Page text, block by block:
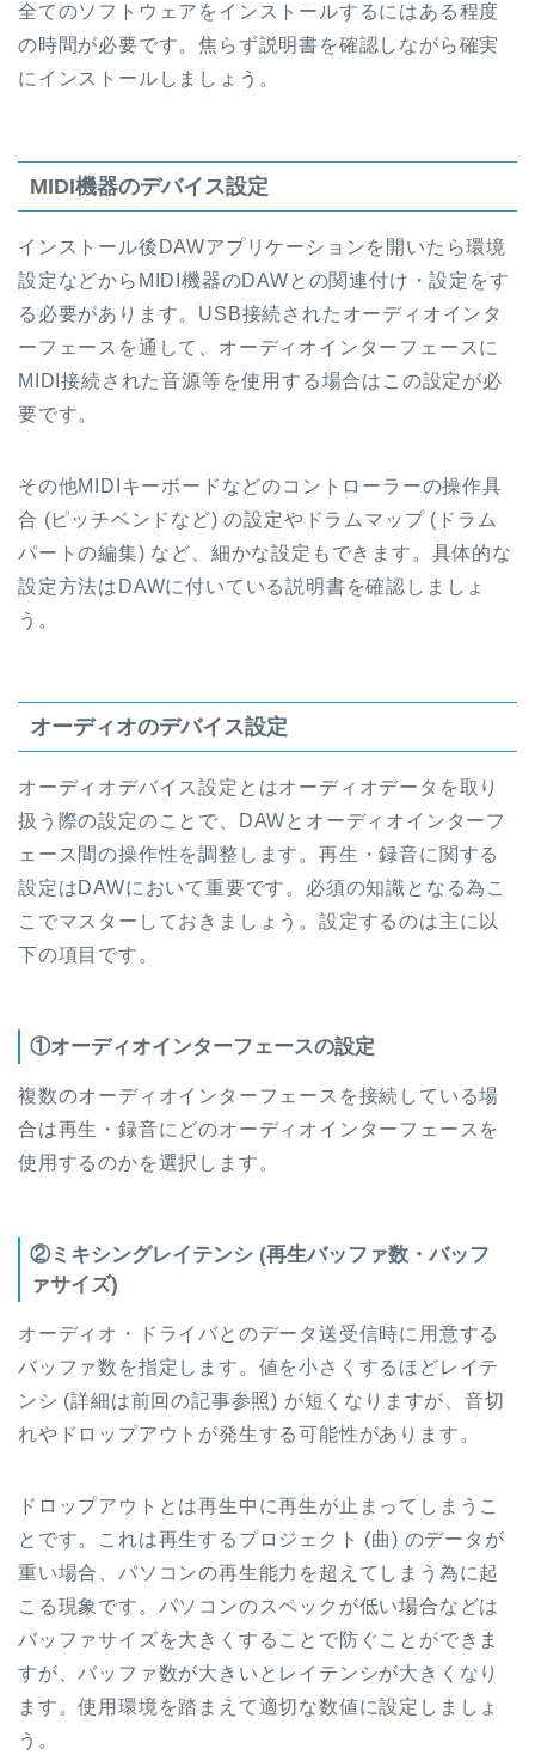
全てのソフトウェアをインストールするにはある程度
の時間が必要です。焦らず説明書を確認しながら確実
にインストールしましょう。
MIDI機器のデバイス設定
インストール後DAWアプリケーションを開いたら環境
設定などからMIDI機器のDAWとの関連付け・設定をす
る必要があります。USB接続されたオーディオインタ
ーフェースを通して、オーディオインターフェースに
MIDI接続された音源等を使用する場合はこの設定が必
要です。
その他MIDIキーボードなどのコントローラーの操作具
合 (ピッチベンドなど) の設定やドラムマップ (ドラム
パートの編集) など、細かな設定もできます。具体的な
設定方法はDAWに付いている説明書を確認しましょ
う。
オーディオのデバイス設定
オーディオデバイス設定とはオーディオデータを取り
扱う際の設定のことで、DAWとオーディオインターフ
ェース間の操作性を調整します。再生・録音に関する
設定はDAWにおいて重要です。必須の知識となる為こ
こでマスターしておきましょう。設定するのは主に以
下の項目です。
①オーディオインターフェースの設定
複数のオーディオインターフェースを接続している場
合は再生・録音にどのオーディオインターフェースを
使用するのかを選択します。
②ミキシングレイテンシ (再生バッファ数・バッフ
ァサイズ)
オーディオ・ドライバとのデータ送受信時に用意する
バッファ数を指定します。値を小さくするほどレイテ
ンシ (詳細は前回の記事参照) が短くなりますが、音切
れやドロップアウトが発生する可能性があります。
ドロップアウトとは再生中に再生が止まってしまうこ
とです。これは再生するプロジェクト (曲) のデータが
重い場合、パソコンの再生能力を超えてしまう為に起
こる現象です。パソコンのスペックが低い場合などは
バッファサイズを大きくすることで防ぐことができま
すが、バッファ数が大きいとレイテンシが大きくなり
ます。使用環境を踏まえて適切な数値に設定しましょ
う。